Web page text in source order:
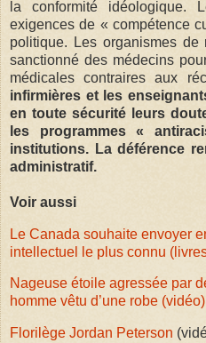
la conformité idéologique.
exigences de « compétence
politique. Les organismes de
sanctionné des médecins
médicales contraires aux
infirmières et les
en toute sécurité leurs
les programmes «
institutions. La déférence
administratif.
Voir aussi
Le Canada souhaite envoyer
intellectuel le plus connu
Nageuse étoile agressée par
homme vêtu d’une robe (vidéo)
Florilège Jordan Peterson